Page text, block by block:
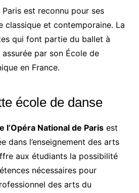
Paris est reconnu pour ses
classique et contemporaine. La
qui font partie du ballet à
assurée par son École de
en France.
école de danse
l’Opéra National de Parisest
dans l’enseignement des arts
aux étudiants la possibilité
nécessaires pour
des arts du